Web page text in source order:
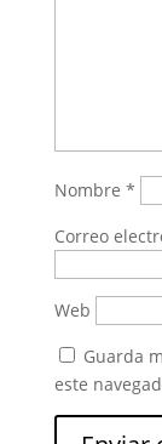
Nombre *
Correo
Web
Guarda
este